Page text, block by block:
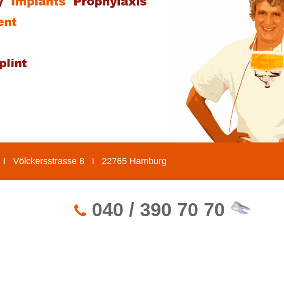
I Völckersstrasse 8 I 22765 Hamburg
040 / 390 70 70